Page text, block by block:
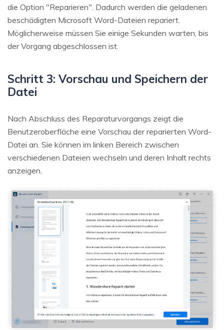
die Option "Reparieren". Dadurch werden die geladenen
beschädigten Microsoft Word-Dateien repariert.
Möglicherweise müssen Sie einige Sekunden warten, bis
der Vorgang abgeschlossen ist.
Schritt 3: Vorschau und Speichern der
Datei
Nach Abschluss des Reparaturvorgangs zeigt die
Benutzeroberfläche eine Vorschau der reparierten Word-
Datei an. Sie können im linken Bereich zwischen
verschiedenen Dateien wechseln und deren Inhalt rechts
anzeigen.